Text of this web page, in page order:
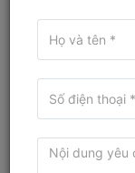
Tìm khách sạn
Khách